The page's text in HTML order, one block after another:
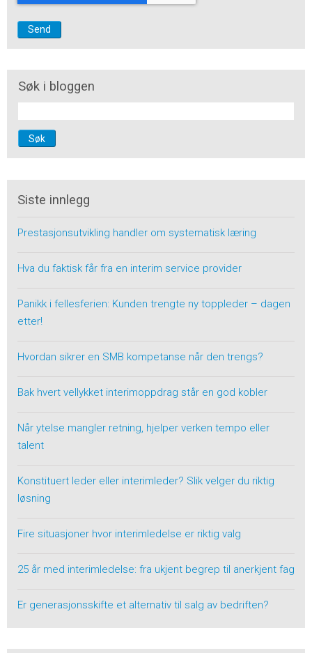
Søk i bloggen
Søk
Siste innlegg
Prestasjonsutvikling handler om systematisk læring
Hva du faktisk får fra en interim service provider
Panikk i fellesferien: Kunden trengte ny toppleder – dagen
etter!
Hvordan sikrer en SMB kompetanse når den trengs?
Bak hvert vellykket interimoppdrag står en god kobler
Når ytelse mangler retning, hjelper verken tempo eller
talent
Konstituert leder eller interimleder? Slik velger du riktig
løsning
Fire situasjoner hvor interimledelse er riktig valg
25 år med interimledelse: fra ukjent begrep til anerkjent fag
Er generasjonsskifte et alternativ til salg av bedriften?